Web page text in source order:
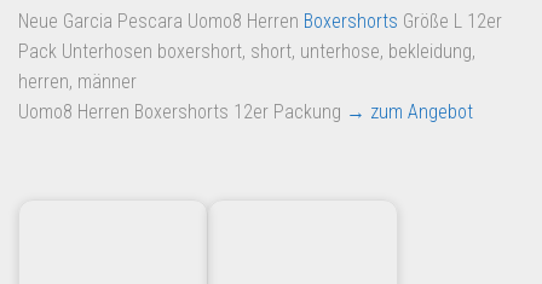
Kostenlos verkaufen
Anmelden
Kostenlos Registrieren
Neue Garcia Pescara Uomo8 Herren Boxershorts Größe L 12er
Pack Unterhosen boxershort, short, unterhose, bekleidung,
herren, männer
Uomo8 Herren Boxershorts 12er Packung → zum Angebot